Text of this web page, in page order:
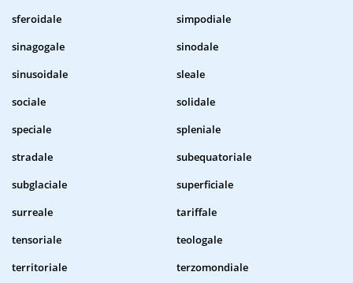
sferoidale
simpodiale
sinagogale
sinodale
sinusoidale
sleale
sociale
solidale
speciale
spleniale
stradale
subequatoriale
subglaciale
superficiale
surreale
tariffale
tensoriale
teologale
territoriale
terzomondiale